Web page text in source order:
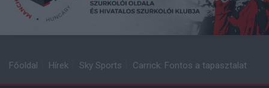
Főoldal Hírek Sky Sports Carrick: Fontos a tapasztalat